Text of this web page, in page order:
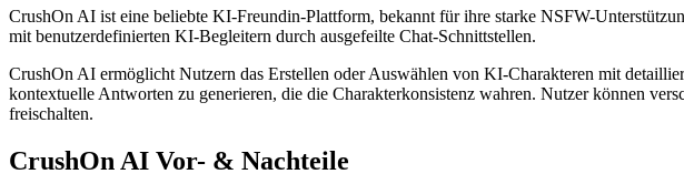
CrushOn AI ist eine beliebte KI-Freundin-Plattform, bekannt für ihre starke NSFW-
mit benutzerdefinierten KI-Begleitern durch ausgefeilte Chat-Schnittstellen.
CrushOn AI ermöglicht Nutzern das Erstellen oder Auswählen von KI-Charakteren mit
kontextuelle Antworten zu generieren, die die Charakterkonsistenz wahren. Nutzer können
freischalten.
CrushOn AI Vor- & Nachteile